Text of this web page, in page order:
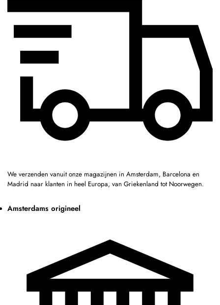
We verzenden vanuit onze magazijnen in Amsterdam, Barcelona en
Madrid naar klanten in heel Europa, van Griekenland tot Noorwegen.
Amsterdams origineel